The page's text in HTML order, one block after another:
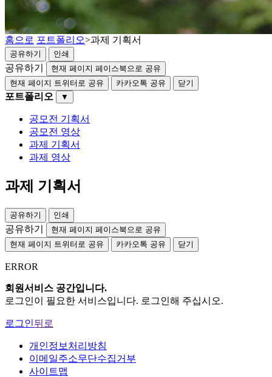
홈으로 포트폴리오>과제 기획서
공유하기 인쇄
공유하기
현재 페이지 페이스북으로 공유
현재 페이지 트위터로 공유
카카오톡 공유 닫기
포트폴리오 ▼
공모전 기획서
공모전 영상
과제 기획서
과제 영상
과제 기획서
공유하기 인쇄
공유하기
현재 페이지 페이스북으로 공유
현재 페이지 트위터로 공유
카카오톡 공유 닫기
ERROR
회원서비스 공간입니다.
로그인이 필요한 서비스입니다. 로그인해 주십시오.
로그인뒤로
개인정보처리방침
이메일주소무단수집거부
사이트맵